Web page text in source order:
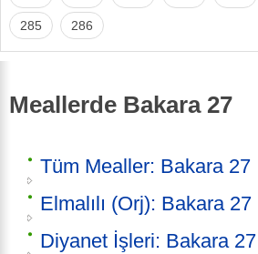
285 286
Meallerde Bakara 27
Tüm Mealler: Bakara 27
Elmalılı (Orj): Bakara 27
Diyanet İşleri: Bakara 27